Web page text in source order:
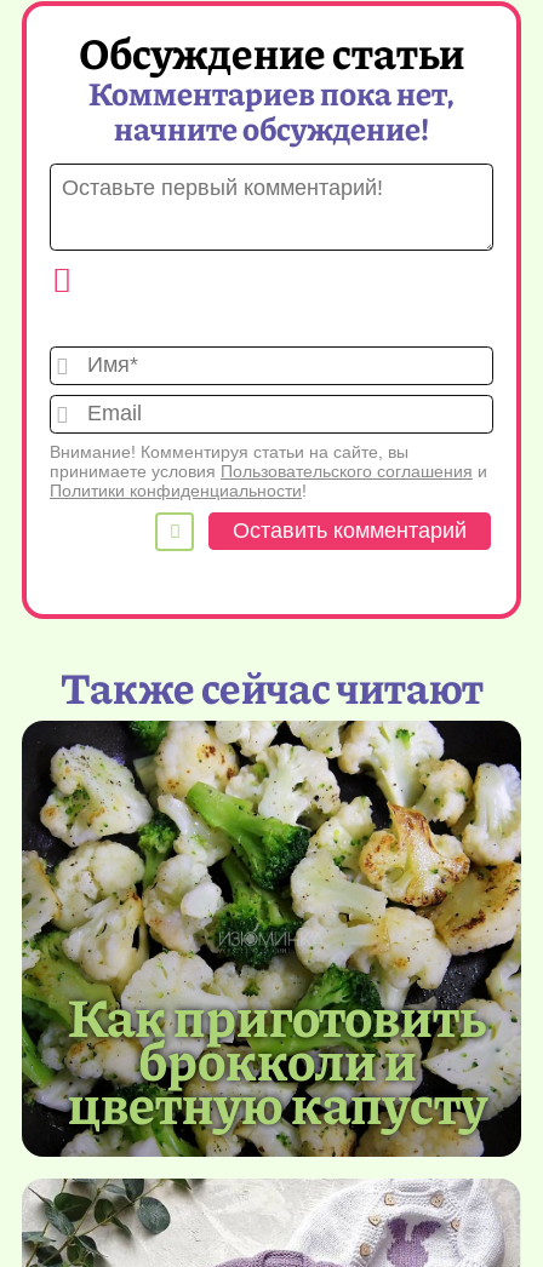
Обсуждение статьи
Комментариев пока нет,
начните обсуждение!
Имя*
Внимание! Комментируя статьи на сайте, вы
принимаете условия Пользовательского соглашения и
Политики конфиденциальности!
Также сейчас читают
Как приготовить
брокколи и
цветную капусту